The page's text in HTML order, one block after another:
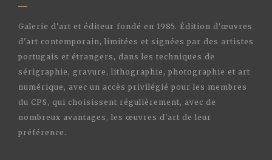
Galerie d'art et éditeur fondé en 1985. Édition d'œuvres
d'art contemporain, limitées et signées par des artistes
portugais et étrangers, dans les techniques de
sérigraphie, gravure, lithographie, photographie et art
numérique, avec un accès privilégié pour les membres
du CPS, qui choisissent régulièrement, avec de
nombreux avantages, les œuvres d'art de leur
préférence.